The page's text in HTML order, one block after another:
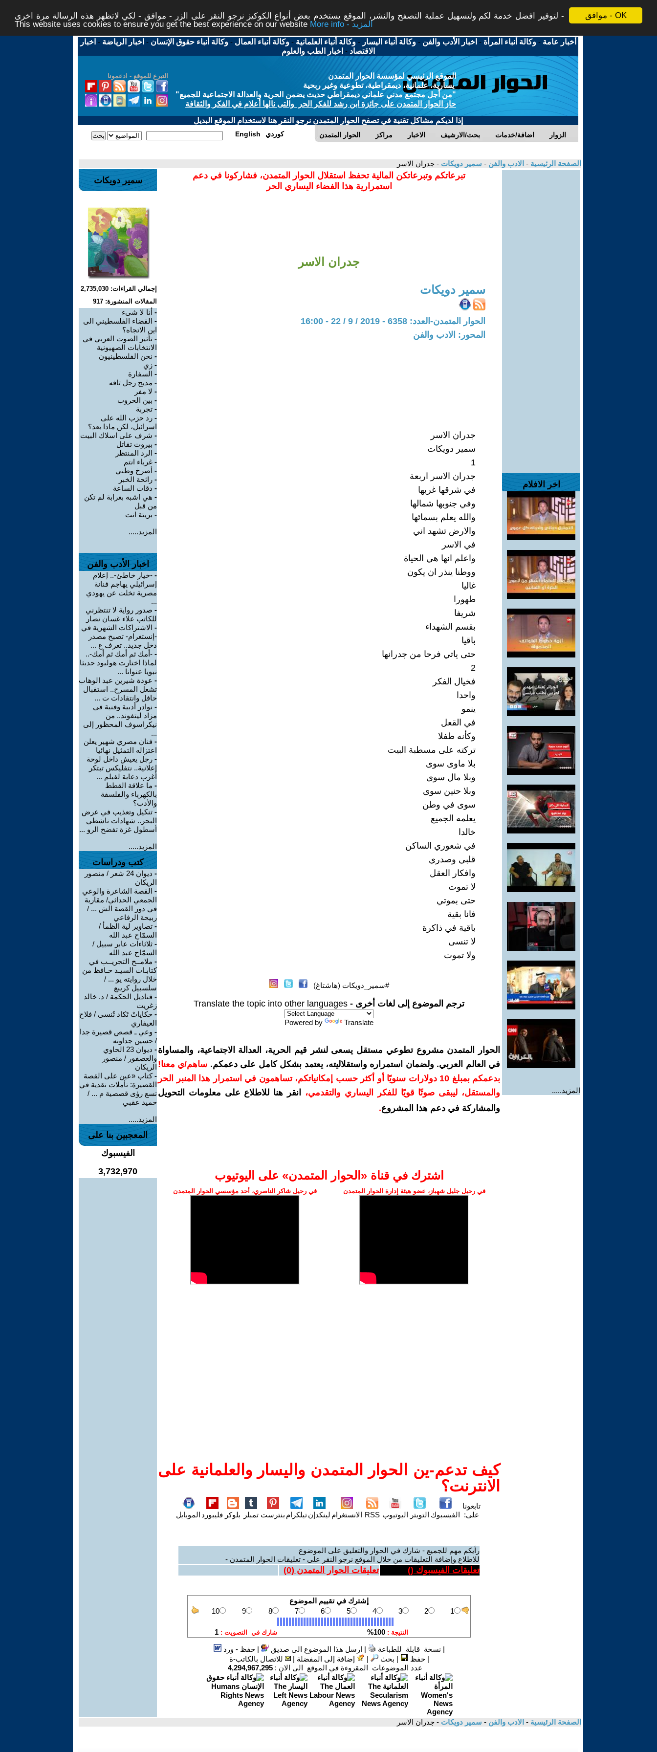
موافق - OK
لتوفير افضل خدمة لكم ولتسهيل عملية التصفح والنشر، الموقع يستخدم بعض أنواع الكوكيز نرجو النقر على الزر - موافق - لكي لاتظهر هذه الرسالة مرة اخرى -
This website uses cookies to ensure you get the best experience on our website
More info - المزيد
أخبار عامة -وكالة أنباء المرأة - اخبار الأدب والفن -وكالة أنباء اليسار -وكالة أنباء العلمانية -وكالة أنباء العمال -وكالة أنباء حقوق الإنسان - اخبار الرياضة - اخبار
الاقتصاد - اخبار الطب والعلوم
التبرع للموقع - ادعمونا
الموقع الرئيسي لمؤسسة الحوار المتمدن
يسارية، علمانية، ديمقراطية، تطوعية وغير ربحية
"من أجل مجتمع مدني علماني ديمقراطي حديث يضمن الحرية والعدالة الاجتماعية للجميع"
حاز الحوار المتمدن على جائزة ابن رشد للفكر الحر والتى نالها أعلام في الفكر والثقافة
إذا لديكم مشاكل تقنية في تصفح الحوار المتمدن نرجو النقر هنا لاستخدام الموقع البديل
الحوار المتمدن مراكز الاخبار بحث/الارشيف اضافة/خدمات الزوار English كوردي
الصفحة الرئيسية - الادب والفن - سمير دويكات - جدران الاسر
اخر الافلام
المزيد.....
تبرعاتكم وتبرعاتكن المالية تحفظ استقلال الحوار المتمدن، فشاركونا في دعم
استمرارية هذا الفضاء اليساري الحر
جدران الاسر
سمير دويكات
الحوار المتمدن-العدد: 6358 - 2019 / 9 / 22 - 16:00
المحور: الادب والفن
جدران الاسر
سمير دويكات
1
جدران الاسر اربعة
في شرقها غربها
وفي جنوبها شمالها
والله يعلم بسمائها
والارض تشهد اني
في الاسر
واعلم انها هي الحياة
ووطنا ينذر ان يكون
غاليا
طهورا
شريفا
بقسم الشهداء
باقيا
حتى ياتي فرحا من جدرانها
2
فخيال الفكر
واحدا
ينمو
في القعل
وكأنه طفلا
تركته على مسطبة البيت
بلا ماوى سوى
وبلا مال سوى
وبلا حنين سوى
سوى في وطن
يعلمه الجميع
خالدا
في شعوري الساكن
قلبي وصدري
وافكار العقل
لا تموت
حتى بموتي
فانا بقية
باقية في ذاكرة
لا تنسى
ولا تموت
#سمير_دويكات (هاشتاغ)
ترجم الموضوع إلى لغات أخرى - Translate the topic into other languages
Powered by Translate
الحوار المتمدن مشروع تطوعي مستقل يسعى لنشر قيم الحرية، العدالة الاجتماعية، والمساواة
في العالم العربي. ولضمان استمراره واستقلاليته، يعتمد بشكل كامل على دعمكم. ساهم/ي معنا!
بدعمكم بمبلغ 10 دولارات سنويًا أو أكثر حسب إمكانياتكم، تساهمون في استمرار هذا المنبر الحر
والمستقل، ليبقى صوتًا قويًا للفكر اليساري والتقدمي،
انقر هنا للاطلاع على معلومات التحويل
والمشاركة في دعم هذا المشروع.
اشترك في قناة ‫«الحوار المتمدن» على اليوتيوب
في رحيل جليل شهباز، عضو هيئة إدارة الحوار المتمدن في رحيل شاكر الناصري، أحد مؤسسي الحوار المتمدن
كيف تدعم-ين الحوار المتمدن واليسار والعلمانية على
الانترنت؟
تابعونا
على: الفيسبوك التويتر اليوتيوب RSS الانستغرام لينكدإنتيلكرام بنترست تمبلر بلوكر فليبورد الموبايل
رأيكم مهم للجميع - شارك في الحوار والتعليق على الموضوع
للاطلاع وإضافة التعليقات من خلال الموقع نرجو النقر على - تعليقات الحوار المتمدن -
تعليقات الفيسبوك () تعليقات الحوار المتمدن (0
)
| نسخة قابلة للطباعة | ارسل هذا الموضوع الى صديق |حفظ - ورد
|حفظ | بحث | إضافة إلى المفضلة |
للاتصال بالكاتب-ة
عدد الموضوعات المقروءة في الموقع الى الان : 4,294,967,295
سمير دويكات
إجمالي القراءات: 2,735,030
المقالات المنشورة: 917
- أنا لا شىء
- القضاء الفلسطيني الى
اين الاتجاه؟
- تأثير الصوت العربي في
الانتخابات الصهيونية
- نحن الفلسطينيون
- زي
- السفارة
- مديح رجل تافه
- لا مفر
- بين الحروب
- تجربة
- رد حزب الله على
اسرائيل، لكن ماذا بعد؟
- شرف على اسلاك البيت
- بيروت تقاتل
- الرد المنتظر
- غرباء انتم
- أصرخ وطني
- رائحة الخبر
- دقات الساعة
- هي اشبه بغرابة لم تكن
من قبل
- بريئة انت
المزيد.....
اخبار الأدب والفن
- -خيار خاطئ-.. إعلام
إسرائيلي يهاجم فنانة
مصرية تخلت عن يهودي
...
- صدور رواية لا تنتظرني
للكاتب علاء غسان نصار
- الاشتراكات الشهرية في
-إنستغرام- تصبح مصدر
دخل جديد.. تعرف ع ...
- -أمك ثم أمك ثم أمك-..
لماذا اختارت هوليود حديثا
نبويا عنوانا ...
- عودة شيرين عبد الوهاب
تشعل المسرح.. استقبال
حافل وانتقادات ت ...
- نوادر أدبية وفنية في
مزاد ليتفوند.. من
نيكراسوف المحظور إلى
...
- فنان مصري شهير يعلن
اعتزاله التمثيل نهائيا
- رجل يعيش داخل لوحة
إعلانية.. نتفليكس تبتكر
أغرب دعاية لفيلم ...
- ما علاقة القطط
بالكهرباء والفلسفة
والأدب؟
- تنكيل وتعذيب في عرض
البحر.. شهادات ناشطي
أسطول غزة تفضح الرو ...
المزيد.....
كتب ودراسات
-
ديوان 24 شعر / منصور
الريكان
- القصة الشاعرة والوعي
الجمعي الحداثي/ مقاربة
في دور القصة الش ... /
ربيحة الرفاعي
- تصاوير لية الظمأ /
السمّاح عبد الله
- ثلاثاءات عابر سبيل /
السمّاح عبد الله
- ملامــح التجريــب في
كتابـات السيـد حـافظ من
خلال روايته يو ... /
سلسبيل كريبع
- قناديل الحكمة / د. خالد
زغريت
- حكاياتْ تَكاد تُنسى / فلاح
العيفاري
- وعي ـ قصص قصيرة جدا
/ حسين جداونه
-
ديوان 23 الحاوي
والعصفور / منصور
الريكان
-كتاب «عين على القصة
القصيرة: تأملات نقدية في
تسع رؤى قصصية م ... /
حميد عقبي
المزيد.....
المعجبين بنا على
الفيسبوك
3,732,970
الصفحة الرئيسية - الادب والفن - سمير دويكات - جدران الاسر